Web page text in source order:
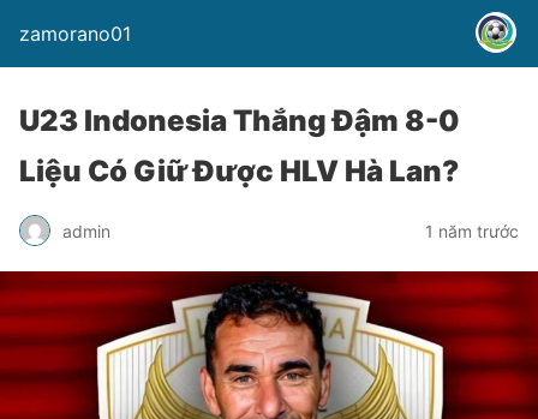
zamorano01
U23 Indonesia Thắng Đậm 8-0
Liệu Có Giữ Được HLV Hà Lan?
admin 1 năm trước